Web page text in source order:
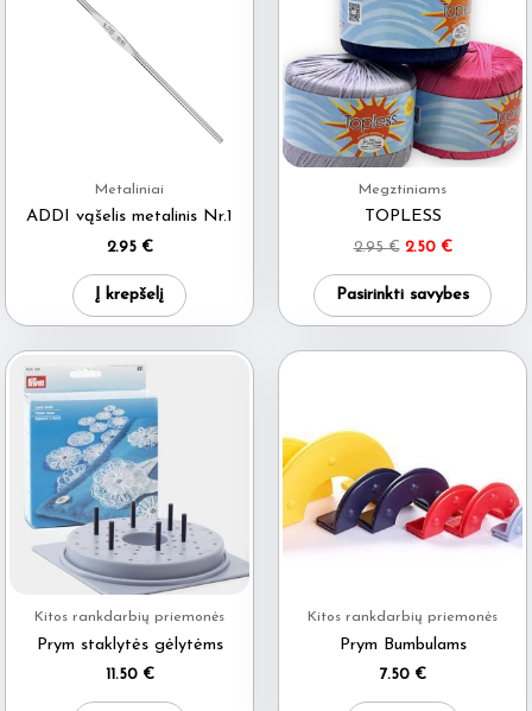
Metaliniai
ADDI vąšelis metalinis Nr.1
2.95 €
Į krepšelį
Megztiniams
TOPLESS
2.95€ Original
was:
2.95 €.
2.50 €Current
2.50 €.
Pasirinkti savybes
may
be
Kitos rankdarbių priemonės
Prym staklytės gėlytėms
11.50 €
Kitos rankdarbių priemonės
Prym Bumbulams
7.50 €